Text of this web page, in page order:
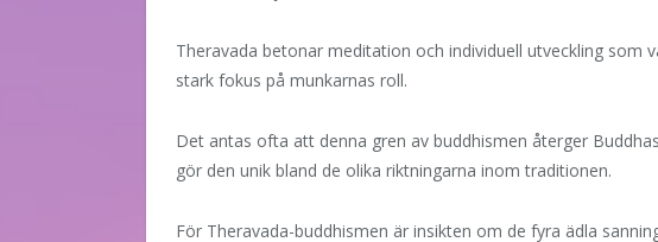
Theravada betonar meditation och individuell utveckling som
stark fokus på munkarnas roll.
Det antas ofta att denna gren av buddhismen återger
gör den unik bland de olika riktningarna inom traditionen.
För Theravada-buddhismen är insikten om de fyra ädla